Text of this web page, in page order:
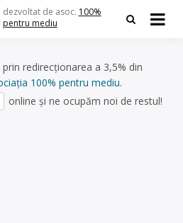
dezvoltat de asoc. 100%
pentru mediu
redirecționarea a 3,5% din
100% pentru mediu.
online și ne ocupăm noi de restul!